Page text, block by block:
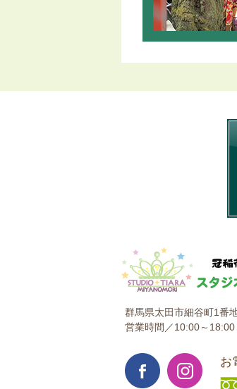
群馬県太田市細谷町1番
営業時間／10:00～
お